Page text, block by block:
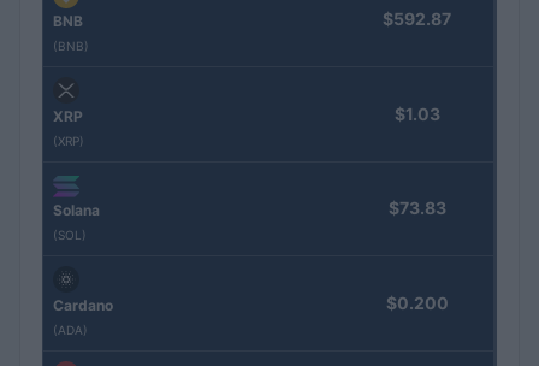
BNB
(BNB)
$592.87
XRP
(XRP)
$1.03
Solana
(SOL)
$73.83
Cardano
(ADA)
$0.200